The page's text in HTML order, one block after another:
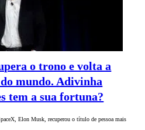
o trono e volta a
mundo. Adivinha
tem a sua fortuna?
Elon Musk, recuperou o título de pessoa mais